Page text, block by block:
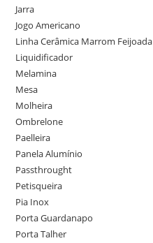
Jarra
Jogo Americano
Linha Cerâmica Marrom Feijoada
Liquidificador
Melamina
Mesa
Molheira
Ombrelone
Paelleira
Panela Alumínio
Passthrought
Petisqueira
Pia Inox
Porta Guardanapo
Porta Talher